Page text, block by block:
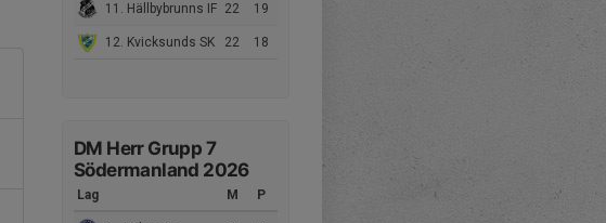
11. Hällbybrunns IF 22 19
12. Kvicksunds SK 22 18
DM Herr Grupp 7
Södermanland 2026
Lag M P